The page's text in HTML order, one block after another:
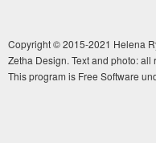
Copyright © 2015-2021 Helena
Zetha Design. Text and photo: all
This program is Free Software